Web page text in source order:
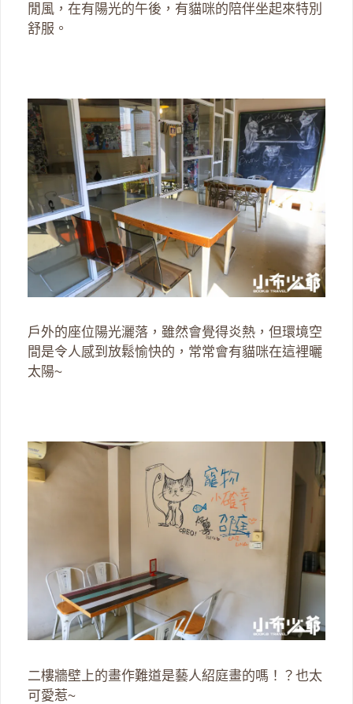
閒風，在有陽光的午後，有貓咪的陪伴坐起來特別
舒服。
戶外的座位陽光灑落，雖然會覺得炎熱，但環境空
間是令人感到放鬆愉快的，常常會有貓咪在這裡曬
太陽~
二樓牆壁上的畫作難道是藝人紹庭畫的嗎！？也太
可愛惹~